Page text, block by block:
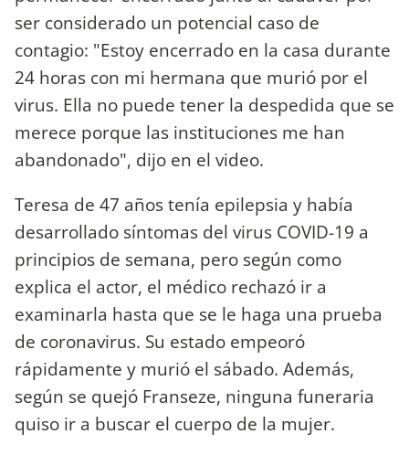
ser considerado un potencial caso de
contagio: "Estoy encerrado en la casa durante
24 horas con mi hermana que murió por el
virus. Ella no puede tener la despedida que se
merece porque las instituciones me han
abandonado", dijo en el video.
Teresa de 47 años tenía epilepsia y había
desarrollado síntomas del virus COVID-19 a
principios de semana, pero según como
explica el actor, el médico rechazó ir a
examinarla hasta que se le haga una prueba
de coronavirus. Su estado empeoró
rápidamente y murió el sábado. Además,
según se quejó Franseze, ninguna funeraria
quiso ir a buscar el cuerpo de la mujer.